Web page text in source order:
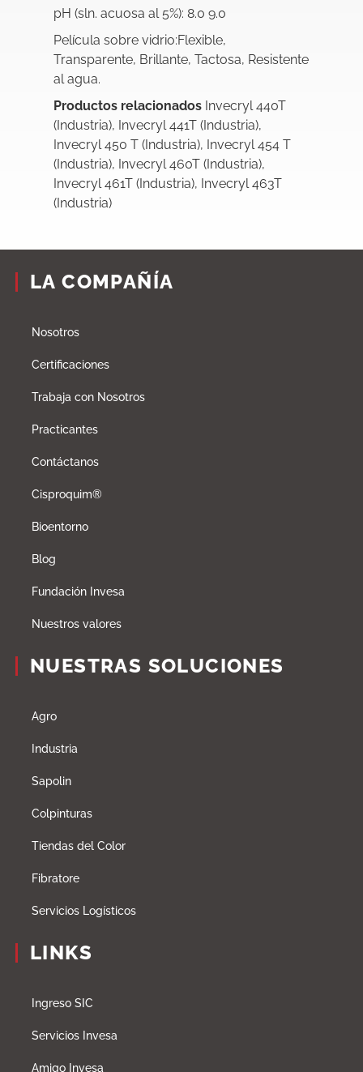
pH (sln. acuosa al 5%): 8.0 9.0
Película sobre vidrio:Flexible,
Transparente, Brillante, Tactosa, Resistente
al agua.
Productos relacionados Invecryl 440T
(Industria), Invecryl 441T (Industria),
Invecryl 450 T (Industria), Invecryl 454 T
(Industria), Invecryl 460T (Industria),
Invecryl 461T (Industria), Invecryl 463T
(Industria)
LA COMPAÑÍA
Nosotros
Certificaciones
Trabaja con Nosotros
Practicantes
Contáctanos
Cisproquim®
Bioentorno
Blog
Fundación Invesa
Nuestros valores
NUESTRAS SOLUCIONES
Agro
Industria
Sapolin
Colpinturas
Tiendas del Color
Fibratore
Servicios Logísticos
LINKS
Ingreso SIC
Servicios Invesa
Amigo Invesa